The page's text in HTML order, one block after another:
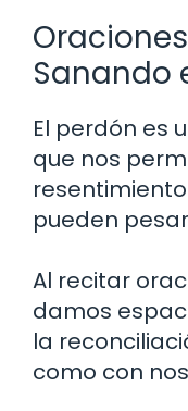
Sanando
El perdón es
que nos
pueden
Al recitar
damos
la
como con